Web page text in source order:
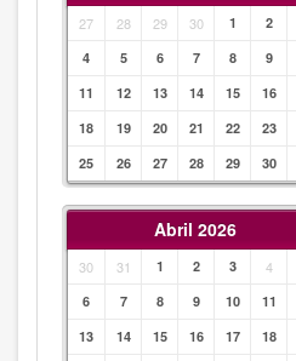
27 28 29 30 1 2
4
5 6 7 8 9
11
12 13 14 15 16
18
19 20 21 22 23
25
26 27 28 29 30
Abril 2026
30 31 1 2 3 4
6
7 8 9 10 11
13
14 15 16 17 18